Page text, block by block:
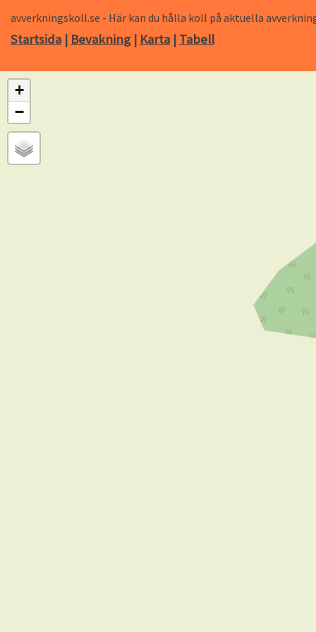
avverkningskoll.se - Här kan du hålla koll på aktuella
Startsida| Bevakning| Karta| Tabell
+
−